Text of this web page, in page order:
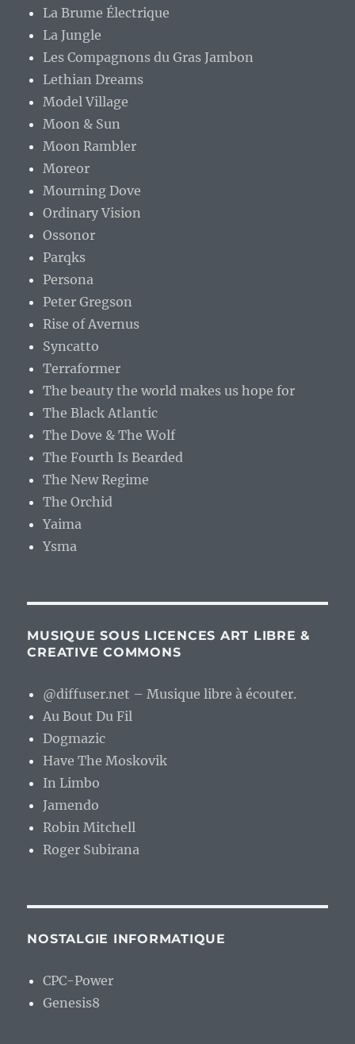
La Brume Électrique
La Jungle
Les Compagnons du Gras Jambon
Lethian Dreams
Model Village
Moon & Sun
Moon Rambler
Moreor
Mourning Dove
Ordinary Vision
Ossonor
Parqks
Persona
Peter Gregson
Rise of Avernus
Syncatto
Terraformer
The beauty the world makes us hope for
The Black Atlantic
The Dove & The Wolf
The Fourth Is Bearded
The New Regime
The Orchid
Yaima
Ysma
MUSIQUE SOUS LICENCES ART LIBRE &
CREATIVE COMMONS
@diffuser.net – Musique libre à écouter.
Au Bout Du Fil
Dogmazic
Have The Moskovik
In Limbo
Jamendo
Robin Mitchell
Roger Subirana
NOSTALGIE INFORMATIQUE
CPC-Power
Genesis8